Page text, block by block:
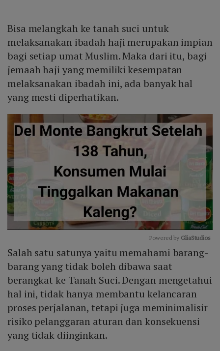
Bisa melangkah ke tanah suci untuk
melaksanakan ibadah haji merupakan impian
bagi setiap umat Muslim. Maka dari itu, bagi
jemaah haji yang memiliki kesempatan
melaksanakan ibadah ini, ada banyak hal
yang mesti diperhatikan.
Mute
Powered by GliaStudios
Salah satu satunya yaitu memahami barang-
barang yang tidak boleh dibawa saat
berangkat ke Tanah Suci. Dengan mengetahui
hal ini, tidak hanya membantu kelancaran
proses perjalanan, tetapi juga meminimalisir
risiko pelanggaran aturan dan konsekuensi
yang tidak diinginkan.